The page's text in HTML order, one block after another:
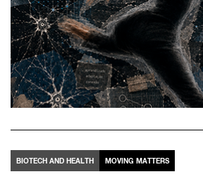
BIOTECH AND HEALTH MOVING MATTERS